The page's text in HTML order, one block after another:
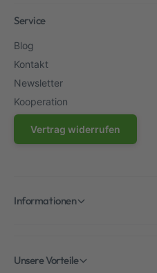
Service
Blog
Kontakt
Newsletter
Kooperation
Vertrag widerrufen
Informationen
Unsere Vorteile